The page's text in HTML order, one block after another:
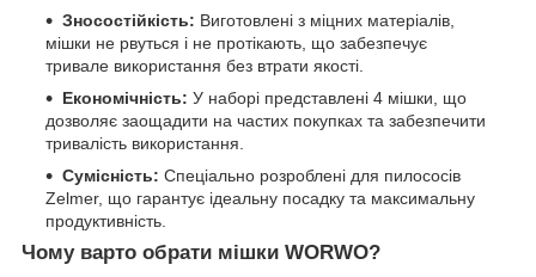
Зносостійкість: Виготовлені з міцних матеріалів,
мішки не рвуться і не протікають, що забезпечує
тривале використання без втрати якості.
Економічність: У наборі представлені 4 мішки, що
дозволяє заощадити на частих покупках та забезпечити
тривалість використання.
Сумісність: Спеціально розроблені для пилососів
Zelmer, що гарантує ідеальну посадку та максимальну
продуктивність.
Чому варто обрати мішки WORWO?